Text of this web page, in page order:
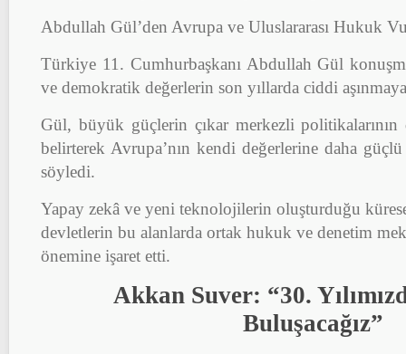
Abdullah Gül’den Avrupa ve Uluslararası Hukuk
Türkiye 11. Cumhurbaşkanı Abdullah Gül
ve demokratik değerlerin son yıllarda ciddi
Gül, büyük güçlerin çıkar merkezli politikalarının
belirterek Avrupa’nın kendi değerlerine daha
söyledi.
Yapay zekâ ve yeni teknolojilerin oluşturduğu
devletlerin bu alanlarda ortak hukuk ve denetim
önemine işaret etti.
Akkan Suver: “30.
Buluşacağız”